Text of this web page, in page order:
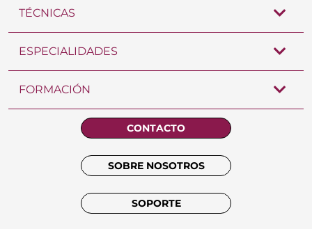
TÉCNICAS
ESPECIALIDADES
FORMACIÓN
CONTACTO
SOBRE NOSOTROS
SOPORTE